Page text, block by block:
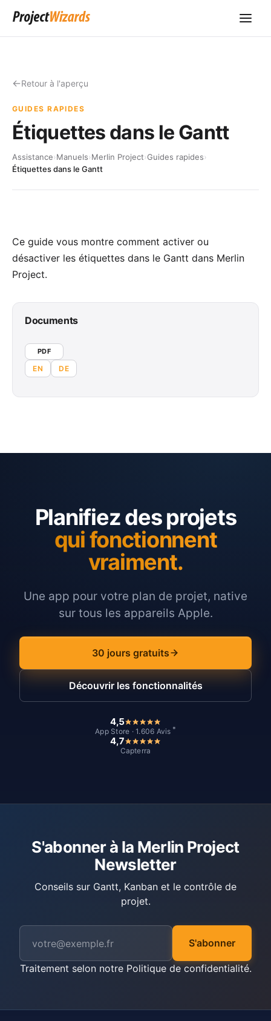
Retour à l'aperçu
GUIDES RAPIDES
Étiquettes dans le Gantt
Assistance›Manuels›Merlin Project›Guides rapides›
Étiquettes dans le Gantt
Ce guide vous montre comment activer ou
désactiver les étiquettes dans le Gantt dans Merlin
Project.
Documents
PDF
EN DE
Planifiez des projets
qui fonctionnent
vraiment.
Une app pour votre plan de projet, native
sur tous les appareils Apple.
30 jours gratuits
Découvrir les fonctionnalités
4,5
App Store · 1.606 Avis *
4,7
Capterra
S'abonner à la Merlin Project
Newsletter
Conseils sur Gantt, Kanban et le contrôle de
projet.
S'abonner
Traitement selon notre Politique de confidentialité.